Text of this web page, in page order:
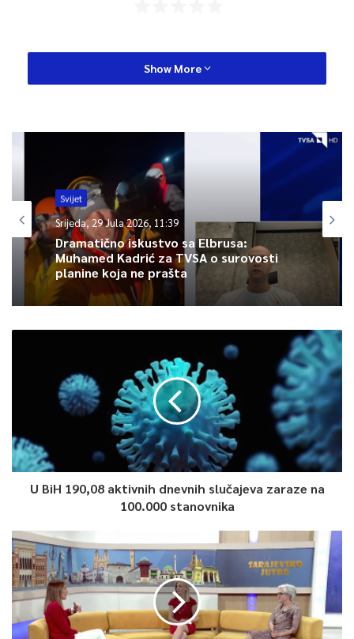
Show More
Svijet
Srijeda, 29 Jula 2026, 11:39
Dramatično iskustvo sa Elbrusa:
Muhamed Kadrić za TVSA o surovosti
planine koja ne prašta
U BiH 190,08 aktivnih dnevnih slučajeva zaraze na
100.000 stanovnika